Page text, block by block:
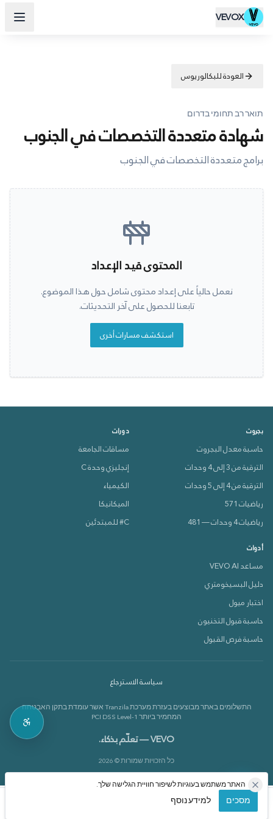
האתר משתמש בעוגיות לשיפור חוויית הגלישה שלך.
מסכים למידע נוסף
VEVOX
العودة للبكالوريوس
תואר רב תחומי בדרום
شهادة متعددة التخصصات في الجنوب
برامج متعددة التخصصات في الجنوب
المحتوى قيد الإعداد
نعمل حالياً على إعداد محتوى شامل حول هذا الموضوع.
تابعنا للحصول على آخر التحديثات.
استكشف مسارات أخرى
بجروت
حاسبة معدل البجروت
الترقية من 3 إلى 4 وحدات
الترقية من 4 إلى 5 وحدات
رياضيات 571
رياضيات 4 وحدات — 481
دورات
مساقات الجامعة
إنجليزي وحدة C
الكيمياء
الميكانيكا
C# للمبتدئين
أدوات
مساعد VEVO AI
دليل البسيخومتري
اختبار ميول
حاسبة قبول التخنيون
حاسبة فرص القبول
سياسة الاسترجاع
התשלומים באתר מבוצעים בעזרת מערכת Tranzila אשר עומדת בתקן האבטחה
המחמיר ביותר PCI DSS Level-1
VEVO — تعلّم بذكاء.
כל הזכויות שמורות © 2026
متصل الآن 🟢
بدي أعرف عن القاموس 📘
الرئيسية